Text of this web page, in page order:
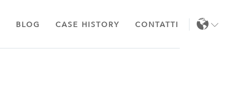
BLOG CASE HISTORY CONTATTI